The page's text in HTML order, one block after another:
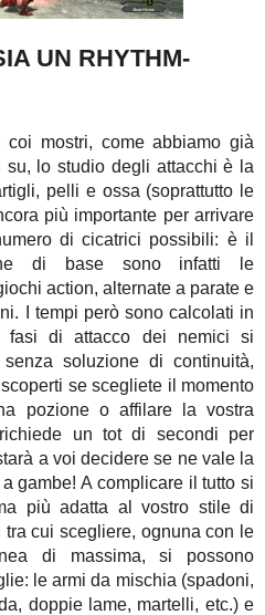
UN RHYTHM-
coi mostri, come abbiamo già
lo studio degli attacchi è la
pelli e ossa (soprattutto le
più importante per arrivare
di cicatrici possibili: è il
di base sono infatti le
action, alternate a parate e
I tempi però sono calcolati in
fasi di attacco dei nemici si
soluzione di continuità,
se scegliete il momento
pozione o affilare la vostra
un tot di secondi per
a voi decidere se ne vale la
gambe! A complicare il tutto si
più adatta al vostro stile di
cui scegliere, ognuna con le
di massima, si possono
le armi da mischia (spadoni,
doppie lame, martelli, etc.) e